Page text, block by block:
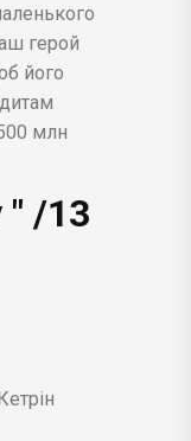
герой
його
млн
" /13